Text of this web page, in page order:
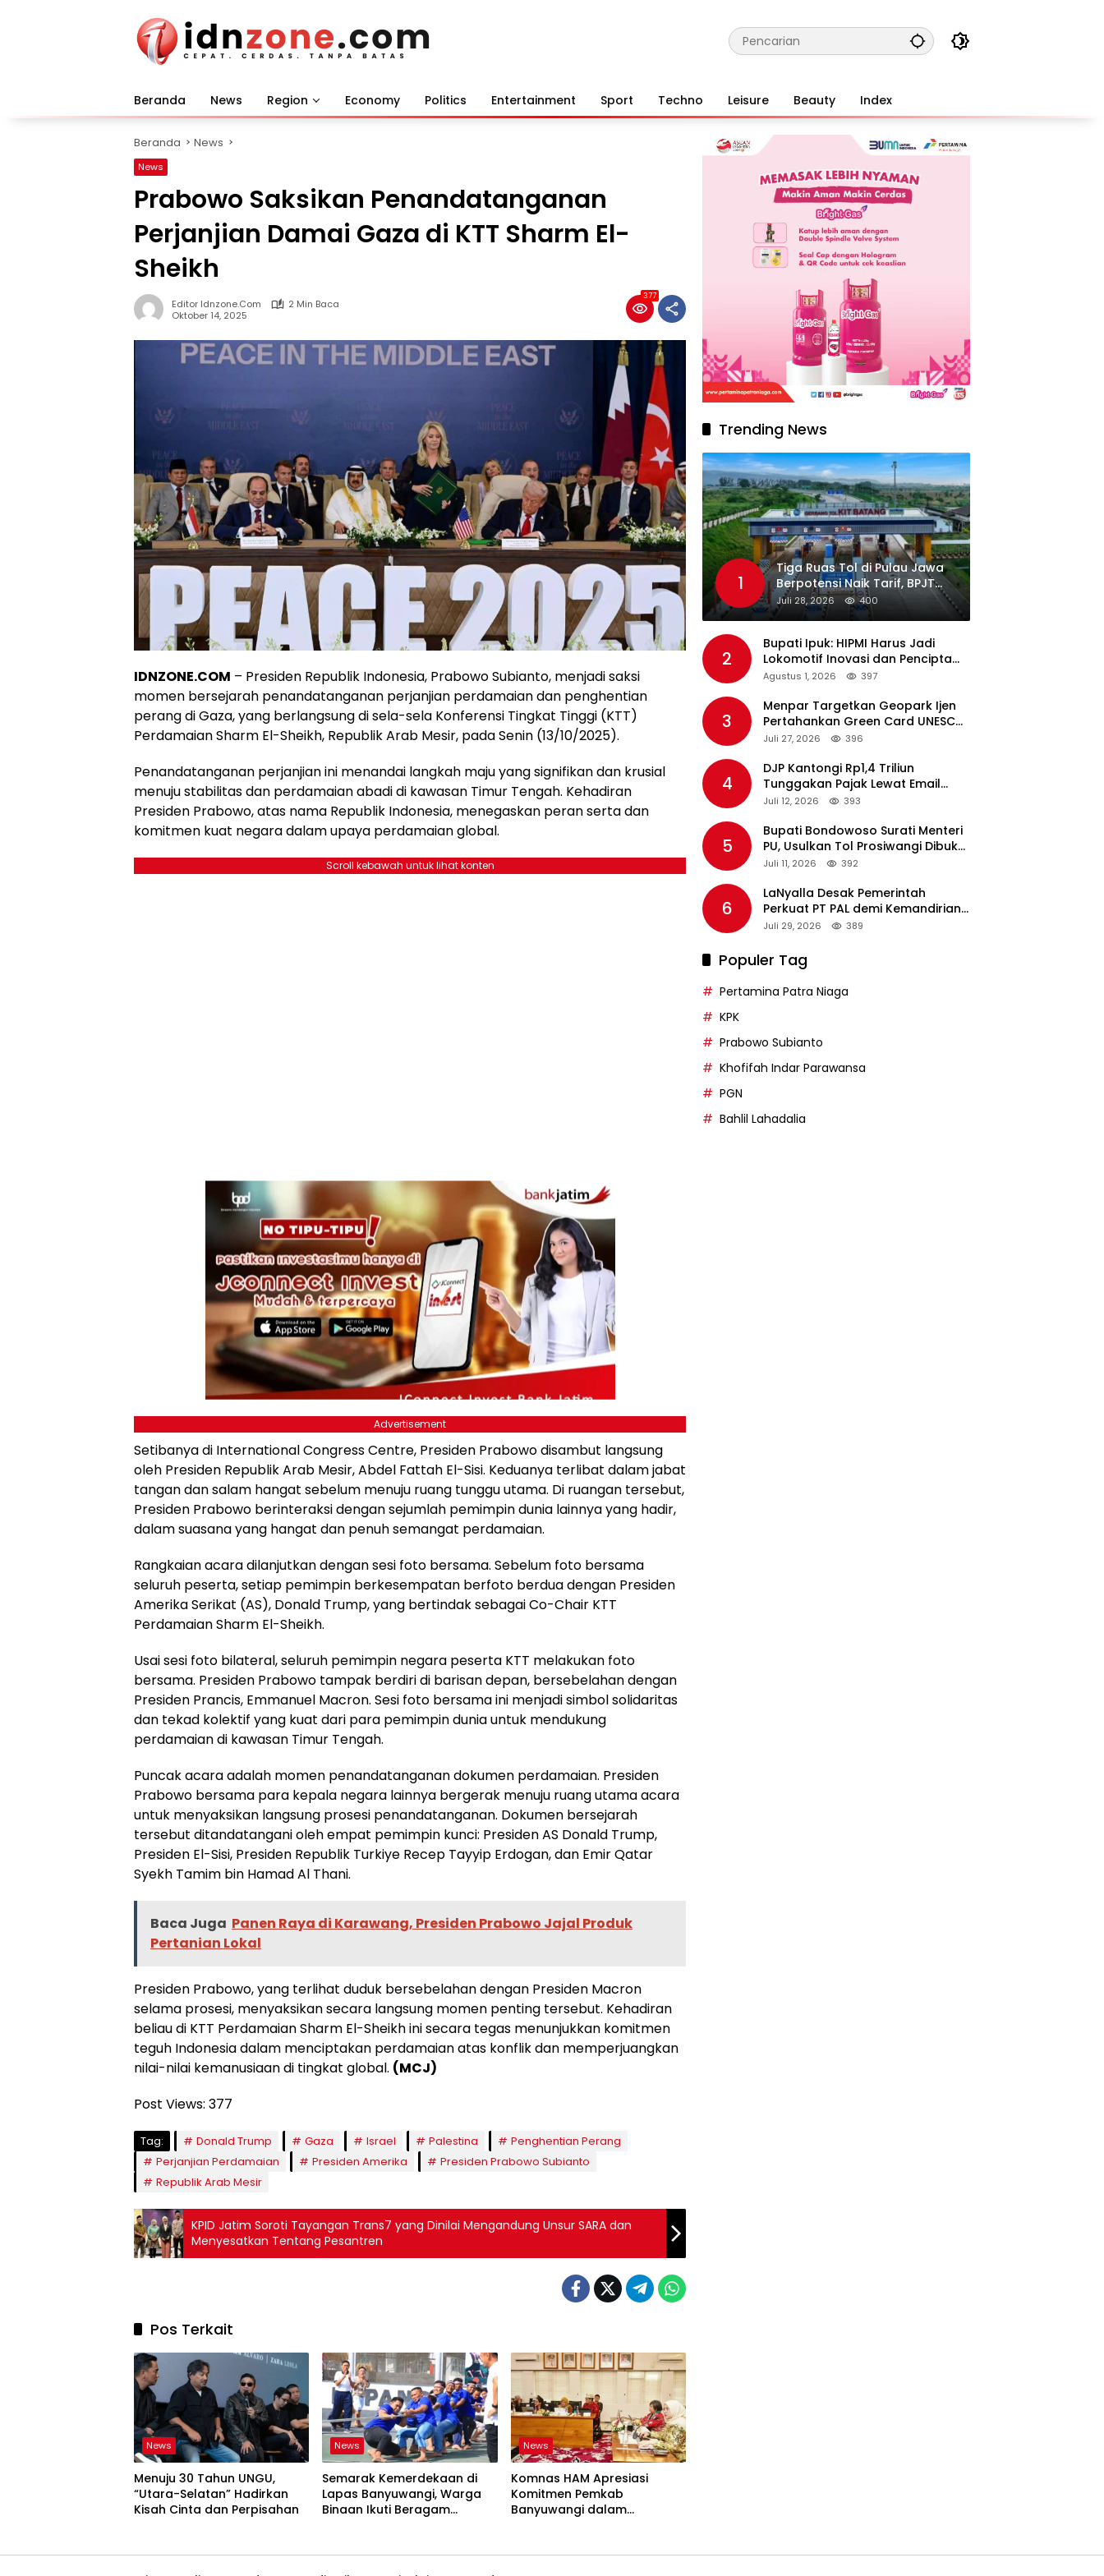
Beranda News Region Economy Politics Entertainment Sport Techno Leisure Beauty Index
Beranda News
News
Prabowo Saksikan Penandatanganan
Perjanjian Damai Gaza di KTT Sharm El-
Sheikh
Editor Idnzone.com
2 Min Baca
Oktober 14, 2025
377
IDNZONE.COM – Presiden Republik Indonesia, Prabowo Subianto, menjadi saksi
momen bersejarah penandatanganan perjanjian perdamaian dan penghentian
perang di Gaza, yang berlangsung di sela-sela Konferensi Tingkat Tinggi (KTT)
Perdamaian Sharm El-Sheikh, Republik Arab Mesir, pada Senin (13/10/2025).
Penandatanganan perjanjian ini menandai langkah maju yang signifikan dan krusial
menuju stabilitas dan perdamaian abadi di kawasan Timur Tengah. Kehadiran
Presiden Prabowo, atas nama Republik Indonesia, menegaskan peran serta dan
komitmen kuat negara dalam upaya perdamaian global.
Scroll kebawah untuk lihat konten
Advertisement
Setibanya di International Congress Centre, Presiden Prabowo disambut langsung
oleh Presiden Republik Arab Mesir, Abdel Fattah El-Sisi. Keduanya terlibat dalam jabat
tangan dan salam hangat sebelum menuju ruang tunggu utama. Di ruangan tersebut,
Presiden Prabowo berinteraksi dengan sejumlah pemimpin dunia lainnya yang hadir,
dalam suasana yang hangat dan penuh semangat perdamaian.
Rangkaian acara dilanjutkan dengan sesi foto bersama. Sebelum foto bersama
seluruh peserta, setiap pemimpin berkesempatan berfoto berdua dengan Presiden
Amerika Serikat (AS), Donald Trump, yang bertindak sebagai Co-Chair KTT
Perdamaian Sharm El-Sheikh.
Usai sesi foto bilateral, seluruh pemimpin negara peserta KTT melakukan foto
bersama. Presiden Prabowo tampak berdiri di barisan depan, bersebelahan dengan
Presiden Prancis, Emmanuel Macron. Sesi foto bersama ini menjadi simbol solidaritas
dan tekad kolektif yang kuat dari para pemimpin dunia untuk mendukung
perdamaian di kawasan Timur Tengah.
Puncak acara adalah momen penandatanganan dokumen perdamaian. Presiden
Prabowo bersama para kepala negara lainnya bergerak menuju ruang utama acara
untuk menyaksikan langsung prosesi penandatanganan. Dokumen bersejarah
tersebut ditandatangani oleh empat pemimpin kunci: Presiden AS Donald Trump,
Presiden El-Sisi, Presiden Republik Turkiye Recep Tayyip Erdogan, dan Emir Qatar
Syekh Tamim bin Hamad Al Thani.
Baca Juga Panen Raya di Karawang, Presiden Prabowo Jajal Produk
Pertanian Lokal
Presiden Prabowo, yang terlihat duduk bersebelahan dengan Presiden Macron
selama prosesi, menyaksikan secara langsung momen penting tersebut. Kehadiran
beliau di KTT Perdamaian Sharm El-Sheikh ini secara tegas menunjukkan komitmen
teguh Indonesia dalam menciptakan perdamaian atas konflik dan memperjuangkan
nilai-nilai kemanusiaan di tingkat global. (MCJ)
Post Views: 377
Tag: Donald Trump Gaza Israel Palestina
Penghentian Perang
Perjanjian Perdamaian
Presiden Amerika
Presiden Prabowo Subianto
Republik Arab Mesir
KPID Jatim Soroti Tayangan Trans7 yang Dinilai Mengandung Unsur SARA dan
Menyesatkan Tentang Pesantren
Pos Terkait
News
Menuju 30 Tahun UNGU,
“Utara-Selatan” Hadirkan
Kisah Cinta dan Perpisahan
News
Semarak Kemerdekaan di
Lapas Banyuwangi, Warga
Binaan Ikuti Beragam
News
Komnas HAM Apresiasi
Komitmen Pemkab
Banyuwangi dalam
Trending News
1
Tiga Ruas Tol di Pulau Jawa
Berpotensi Naik Tarif, BPJT
Tunggu Hasil Evaluasi
Standar Pelayanan
Juli 28, 2026 400
2
Bupati Ipuk: HIPMI Harus Jadi
Lokomotif Inovasi dan Pencipta
Lapangan Kerja
Agustus 1, 2026 397
3
Menpar Targetkan Geopark Ijen
Pertahankan Green Card UNESCO
pada Revalidasi Agustus 2026
Juli 27, 2026 396
4
DJP Kantongi Rp1,4 Triliun
Tunggakan Pajak Lewat Email
Pengingat, Total Piutang Masih
Juli 12, 2026 393
5
Bupati Bondowoso Surati Menteri
PU, Usulkan Tol Prosiwangi Dibuka
Sementara
Juli 11, 2026 392
6
LaNyalla Desak Pemerintah
Perkuat PT PAL demi Kemandirian
Industri Pertahanan Maritim
Juli 29, 2026 389
Populer Tag
Pertamina Patra Niaga
KPK
Prabowo Subianto
Khofifah Indar Parawansa
PGN
Bahlil Lahadalia